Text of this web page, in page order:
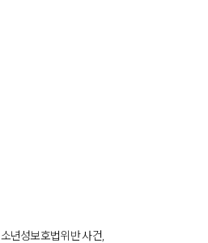
년성보호법위반 사건,